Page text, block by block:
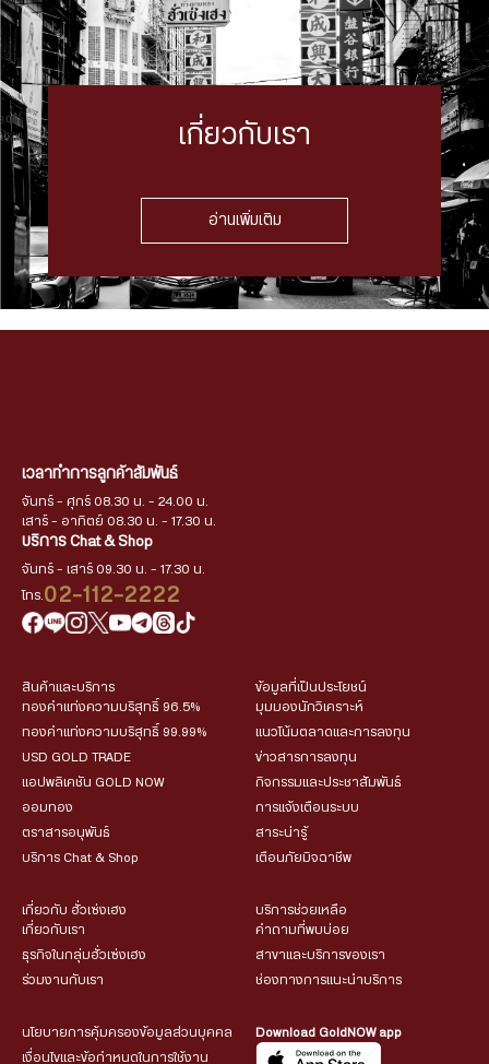
เกี่ยวกับเรา
อ่านเพิ่มเติม
เวลาทำการลูกค้าสัมพันธ์
จันทร์ - ศุกร์ 08.30 น. - 24.00 น.
เสาร์ - อาทิตย์ 08.30 น. - 17.30 น.
บริการ Chat & Shop
จันทร์ - เสาร์ 09.30 น. - 17.30 น.
โทร. 02-112-2222
สินค้าและบริการ
ทองคำแท่งความบริสุทธิ์ 96.5%
ทองคำแท่งความบริสุทธิ์ 99.99%
USD GOLD TRADE
แอปพลิเคชัน GOLD NOW
ออมทอง
ตราสารอนุพันธ์
บริการ Chat & Shop
ข้อมูลที่เป็นประโยชน์
มุมมองนักวิเคราะห์
แนวโน้มตลาดและการลงทุน
ข่าวสารการลงทุน
กิจกรรมและประชาสัมพันธ์
การแจ้งเตือนระบบ
สาระน่ารู้
เตือนภัยมิจฉาชีพ
เกี่ยวกับ ฮั่วเซ่งเฮง
เกี่ยวกับเรา
ธุรกิจในกลุ่มฮั่วเซ่งเฮง
ร่วมงานกับเรา
บริการช่วยเหลือ
คำถามที่พบบ่อย
สาขาและบริการของเรา
ช่องทางการแนะนำบริการ
นโยบายการคุ้มครองข้อมูลส่วนบุคคล
เงื่อนไขและข้อกำหนดในการใช้งาน
Download GoldNOW app